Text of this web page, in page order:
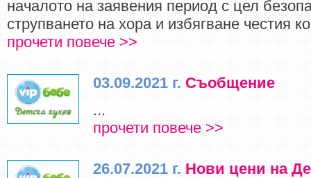
началото на заявения период с цел
струпването на хора и избягване честия
прочети повече >>
03.09.2021 г. Съобщение
...
прочети повече >>
26.07.2021 г. Нови цени на